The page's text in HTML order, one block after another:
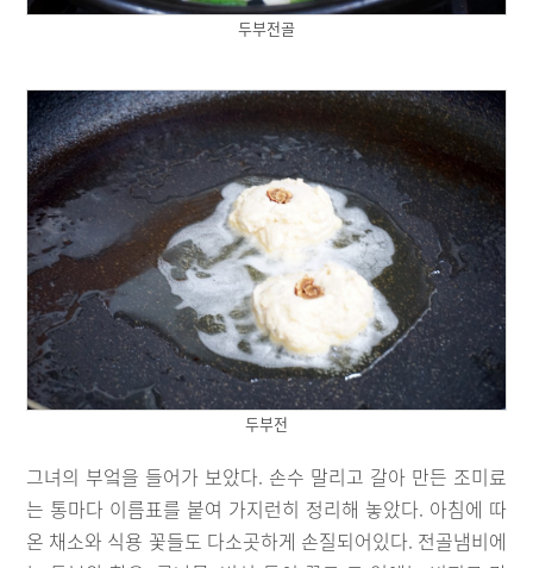
두부전골
두부전
그녀의 부엌을 들어가 보았다. 손수 말리고 갈아 만든 조미료
는 통마다 이름표를 붙여 가지런히 정리해 놓았다. 아침에 따
온 채소와 식용 꽃들도 다소곳하게 손질되어있다. 전골냄비에